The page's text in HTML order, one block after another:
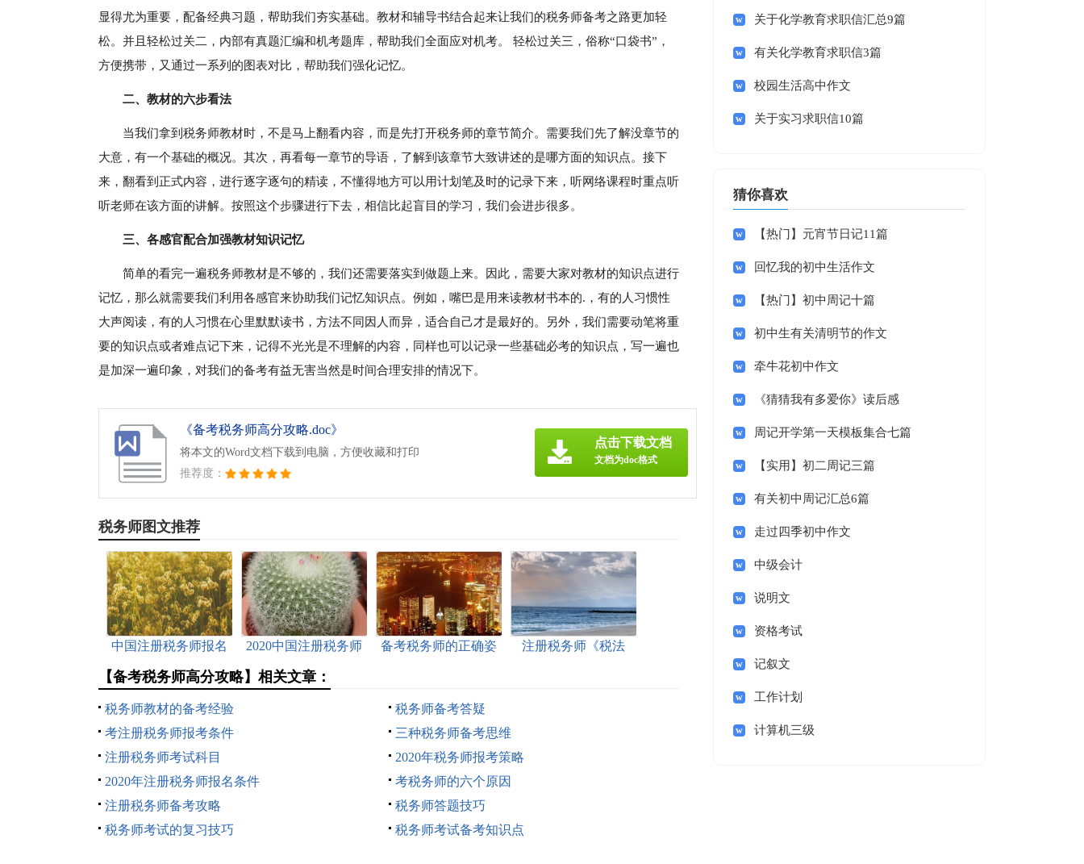
显得尤为重要，配备经典习题，帮助我们夯实基础。教材和辅导书结合起来让我们的税务师备考之路更加轻
松。并且轻松过关二，内部有真题汇编和机考题库，帮助我们全面应对机考。 轻松过关三，俗称“口袋书”，
方便携带，又通过一系列的图表对比，帮助我们强化记忆。
二、教材的六步看法
当我们拿到税务师教材时，不是马上翻看内容，而是先打开税务师的章节简介。需要我们先了解没章节的
大意，有一个基础的概况。其次，再看每一章节的导语，了解到该章节大致讲述的是哪方面的知识点。接下
来，翻看到正式内容，进行逐字逐句的精读，不懂得地方可以用计划笔及时的记录下来，听网络课程时重点听
听老师在该方面的讲解。按照这个步骤进行下去，相信比起盲目的学习，我们会进步很多。
三、各感官配合加强教材知识记忆
简单的看完一遍税务师教材是不够的，我们还需要落实到做题上来。因此，需要大家对教材的知识点进行
记忆，那么就需要我们利用各感官来协助我们记忆知识点。例如，嘴巴是用来读教材书本的.，有的人习惯性
大声阅读，有的人习惯在心里默默读书，方法不同因人而异，适合自己才是最好的。另外，我们需要动笔将重
要的知识点或者难点记下来，记得不光光是不理解的内容，同样也可以记录一些基础必考的知识点，写一遍也
是加深一遍印象，对我们的备考有益无害当然是时间合理安排的情况下。
《备考税务师高分攻略.doc》
将本文的Word文档下载到电脑，方便收藏和打印
推荐度：
点击下载文档
文档为doc格式
税务师图文推荐
中国注册税务师报名
2020中国注册税务师
备考税务师的正确姿
注册税务师《税法
【备考税务师高分攻略】相关文章：
税务师教材的备考经验
税务师备考答疑
考注册税务师报考条件
三种税务师备考思维
注册税务师考试科目
2020年税务师报考策略
2020年注册税务师报名条件
考税务师的六个原因
注册税务师备考攻略
税务师答题技巧
税务师考试的复习技巧
税务师考试备考知识点
关于化学教育求职信汇总9篇
有关化学教育求职信3篇
校园生活高中作文
关于实习求职信10篇
猜你喜欢
【热门】元宵节日记11篇
回忆我的初中生活作文
【热门】初中周记十篇
初中生有关清明节的作文
牵牛花初中作文
《猜猜我有多爱你》读后感
周记开学第一天模板集合七篇
【实用】初二周记三篇
有关初中周记汇总6篇
走过四季初中作文
中级会计
说明文
资格考试
记叙文
工作计划
计算机三级